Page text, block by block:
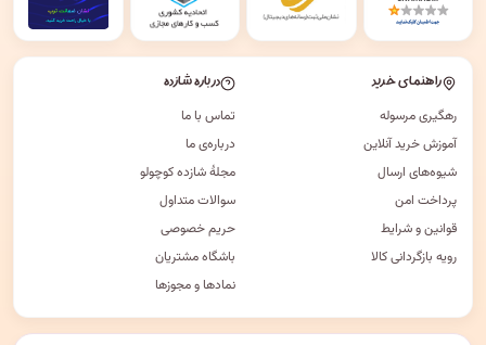
راهنمای خرید
رهگیری مرسوله
آموزش خرید آنلاین
شیوه‌های ارسال
پرداخت امن
قوانین و شرایط
رویه بازگردانی کالا
درباره شازده
تماس با ما
درباره‌ی ما
مجلهٔ شازده کوچولو
سوالات متداول
حریم خصوصی
باشگاه مشتریان
نمادها و مجوزها